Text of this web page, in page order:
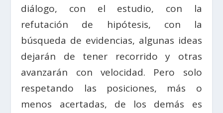
diálogo, con el estudio, con la
refutación de hipótesis, con la
búsqueda de evidencias, algunas ideas
dejarán de tener recorrido y otras
avanzarán con velocidad. Pero solo
respetando las posiciones, más o
menos acertadas, de los demás es